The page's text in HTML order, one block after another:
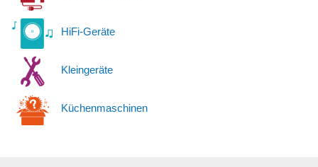
HiFi-Geräte
Kleingeräte
Küchenmaschinen